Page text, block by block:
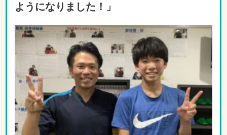
ようになりました！」